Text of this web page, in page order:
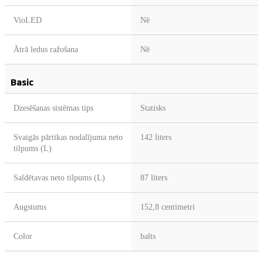
VioLED Nē
Ātrā ledus ražošana Nē
Basic
Dzesēšanas sistēmas tips Statisks
Svaigās pārtikas nodalījuma neto
tilpums (L)
142 liters
Saldētavas neto tilpums (L) 87 liters
Augstums 152,8 centimetri
Color balts